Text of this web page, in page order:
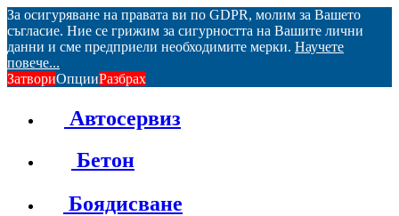
За осигуряване на правата ви по GDPR, молим за Вашето
съгласие. Ние се грижим за сигурността на Вашите лични
данни и сме предприели необходимите мерки. Научете
повече...
ЗатвориОпцииРазбрах
Автосервиз
Бетон
Боядисване